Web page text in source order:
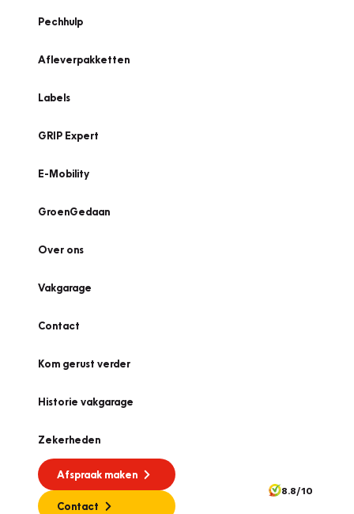
Pechhulp
Afleverpakketten
Labels
GRIP Expert
E-Mobility
GroenGedaan
Over ons
Vakgarage
Contact
Kom gerust verder
Historie vakgarage
Zekerheden
Afspraak maken
Contact
8.8/10